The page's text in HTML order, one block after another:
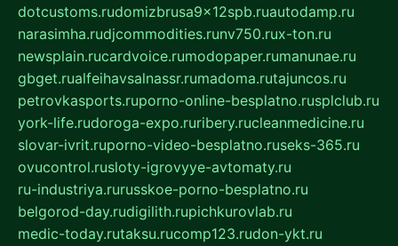
dotcustoms.rudomizbrusa9x12spb.ruautodamp.ru
narasimha.rudjcommodities.runv750.rux-ton.ru
newsplain.rucardvoice.rumodopaper.rumanunae.ru
gbget.rualfeihavsalnassr.rumadoma.rutajuncos.ru
petrovkasports.ruporno-online-besplatno.rusplclub.ru
york-life.rudoroga-expo.ruribery.rucleanmedicine.ru
slovar-ivrit.ruporno-video-besplatno.ruseks-365.ru
ovucontrol.rusloty-igrovyye-avtomaty.ru
ru-industriya.rurusskoe-porno-besplatno.ru
belgorod-day.rudigilith.rupichkurovlab.ru
medic-today.rutaksu.rucomp123.rudon-ykt.ru